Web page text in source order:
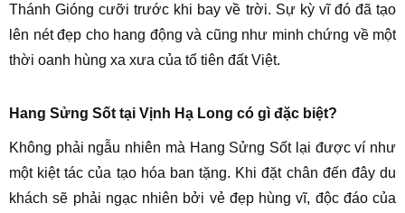
Thánh Gióng cưỡi trước khi bay về trời. Sự kỳ vĩ đó đã tạo
lên nét đẹp cho hang động và cũng như minh chứng về một
thời oanh hùng xa xưa của tổ tiên đất Việt.
Hang Sửng Sốt tại Vịnh Hạ Long có gì đặc biệt?
Không phải ngẫu nhiên mà Hang Sửng Sốt lại được ví như
một kiệt tác của tạo hóa ban tặng. Khi đặt chân đến đây du
khách sẽ phải ngạc nhiên bởi vẻ đẹp hùng vĩ, độc đáo của